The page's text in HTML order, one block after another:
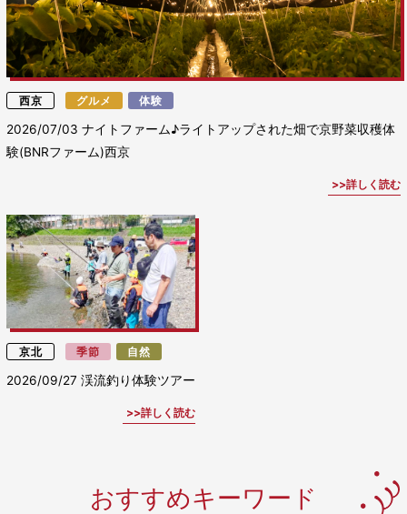
西京 グルメ 体験
2026/07/03ナイトファーム♪ライトアップされた畑で京野菜収穫体
験(BNRファーム)西京
詳しく読む
京北 季節 自然
2026/09/27渓流釣り体験ツアー
詳しく読む
おすすめキーワード